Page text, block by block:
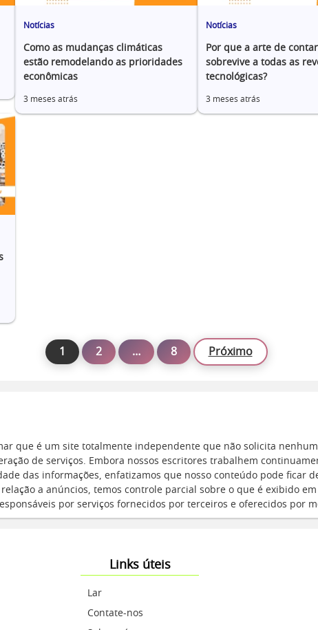
Notícias
Como as mudanças climáticas
estão remodelando as prioridades
econômicas
3 meses atrás
Notícias
Por que a arte de
sobrevive a todas as
tecnológicas?
3 meses atrás
1 2 … 8 Próximo
que é um site totalmente independente que não solicita
de serviços. Embora nossos escritores trabalhem
das informações, enfatizamos que nosso conteúdo pode ficar
a anúncios, temos controle parcial sobre o que é exibido em
por serviços fornecidos por terceiros e oferecidos por
Links úteis
Lar
Contate-nos